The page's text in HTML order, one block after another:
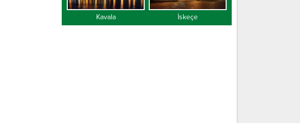
Kavala İskeçe